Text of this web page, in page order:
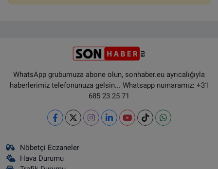
WhatsApp grubumuza abone olun, sonhaber.eu ayrıcalığıyla
haberlerimiz telefonunuza gelsin... Whatsapp numaramız: +31
685 23 25 71
Nöbetçi Eczaneler
Hava Durumu